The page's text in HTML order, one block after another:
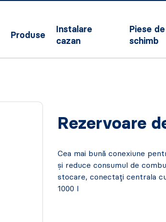
Produse
Instalare
cazan
Piese de
schimb
Rezervoare
Cea mai bună conexiune
și reduce consumul de
stocare, conectați centrala
1000 l